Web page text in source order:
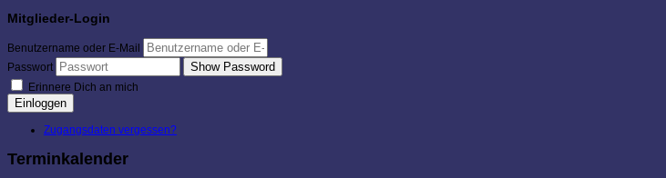
Mitglieder-Login
Benutzername oder E-Mail
Passwort
Show Password
Erinnere Dich an mich
Einloggen
Zugangsdaten vergessen?
Terminkalender